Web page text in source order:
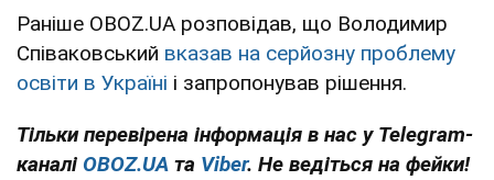
Раніше OBOZ.UA розповідав, що Володимир
Співаковський вказав на серйозну проблему
освіти в Україні і запропонував рішення.
Тільки перевірена інформація в нас у Telegram-
каналі OBOZ.UA та Viber. Не ведіться на фейки!